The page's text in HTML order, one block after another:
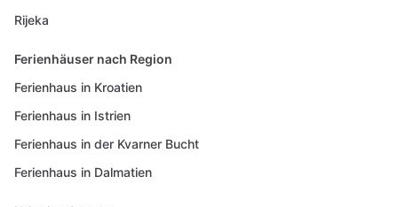
Rijeka
Ferienhäuser nach Region
Ferienhaus in Kroatien
Ferienhaus in Istrien
Ferienhaus in der Kvarner Bucht
Ferienhaus in Dalmatien